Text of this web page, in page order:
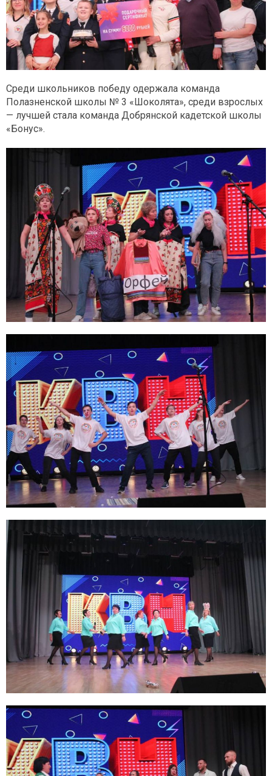
Среди школьников победу одержала команда
Полазненской школы № 3 «Шоколята», среди взрослых
— лучшей стала команда Добрянской кадетской школы
«Бонус».